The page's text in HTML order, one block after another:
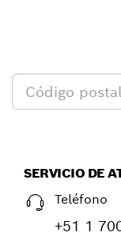
SERVICIO DE
Teléfono
+51 1